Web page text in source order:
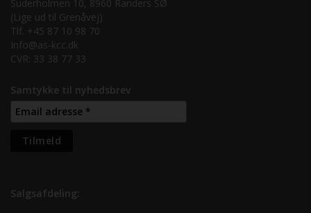
Suderholmen 10, 8960 Randers SØ
(Lige ud til Grenåvej)
Tlf. +45 87 10 98 70
Info@as-kcc.dk
CVR: 33 38 77 33
Samtykke til nyhedsbrev
Salgsafdeling: